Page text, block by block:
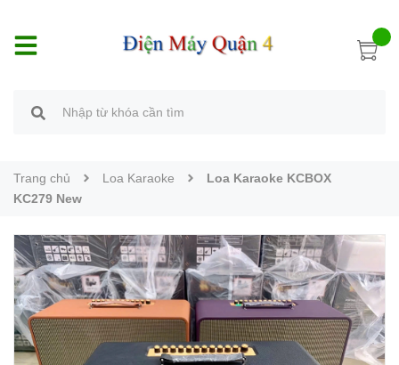
Trang chủ Loa Karaoke
Loa Karaoke KCBOX
KC279 New